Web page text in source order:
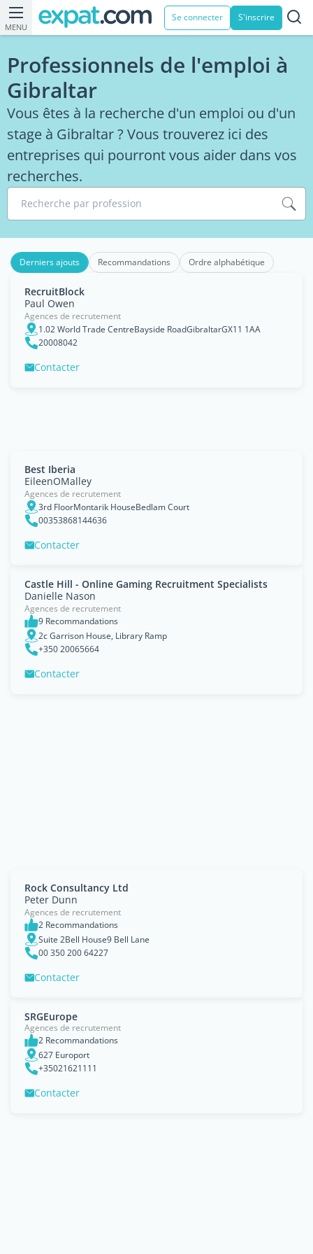
MENU
Se connecter S'inscrire
Professionnels de l'emploi à
Gibraltar
Vous êtes à la recherche d'un emploi ou d'un
stage à Gibraltar ? Vous trouverez ici des
entreprises qui pourront vous aider dans vos
recherches.
Recherche par profession
Derniers ajouts Recommandations Ordre alphabétique
RecruitBlock
Paul Owen
Agences de recrutement
1.02 World Trade CentreBayside RoadGibraltarGX11 1AA
20008042
Contacter
Best Iberia
EileenOMalley
Agences de recrutement
3rd FloorMontarik HouseBedlam Court
00353868144636
Contacter
Castle Hill - Online Gaming Recruitment Specialists
Danielle Nason
Agences de recrutement
9 Recommandations
2c Garrison House, Library Ramp
+350 20065664
Contacter
Rock Consultancy Ltd
Peter Dunn
Agences de recrutement
2 Recommandations
Suite 2Bell House9 Bell Lane
00 350 200 64227
Contacter
SRGEurope
Agences de recrutement
2 Recommandations
627 Europort
+35021621111
Contacter